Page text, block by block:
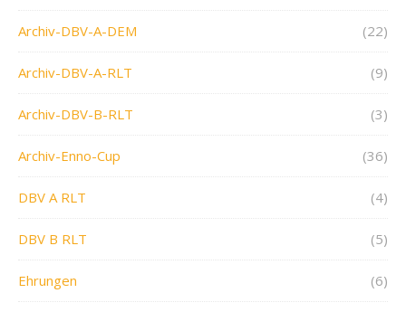
Archiv-DBV-A-DEM (22)
Archiv-DBV-A-RLT (9)
Archiv-DBV-B-RLT (3)
Archiv-Enno-Cup (36)
DBV A RLT (4)
DBV B RLT (5)
Ehrungen (6)